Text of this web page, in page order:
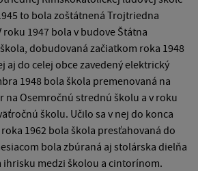
to bola zoštátnená Trojtriedna
1947 bola v budove Štátna
dobudovaná začiatkom roka 1948
aj do celej obce zavedený elektrický
1948 bola škola premenovaná na
na Osemročnú strednú školu a v roku
školu. Učilo sa v nej do konca
1962 bola škola presťahovaná do
bola zbúraná aj stolárska dielňa
ihrisku medzi školou a cintorínom.